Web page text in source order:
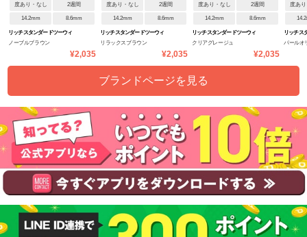
度あり・なし 2週間
14.2mm 8.6mm
リッチスタンダードツーウィ
ノーブルブラウン
¥2,035
度あり・なし 2週間
14.2mm 8.6mm
リッチスタンダードツーウィ
リラックスブラウン
¥2,035
度あり・なし 2週間
14.2mm 8.6mm
リッチスタンダードツーウィ
クリアグレージュ
¥2,035
度あ
リッチス
パールオ
ブランドページを見る